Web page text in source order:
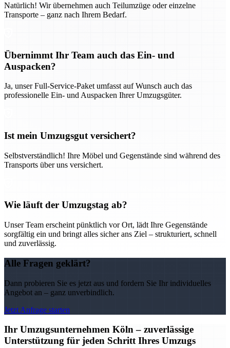
Natürlich! Wir übernehmen auch Teilumzüge oder einzelne
Transporte – ganz nach Ihrem Bedarf.
Übernimmt Ihr Team auch das Ein- und
Auspacken?
Ja, unser Full-Service-Paket umfasst auf Wunsch auch das
professionelle Ein- und Auspacken Ihrer Umzugsgüter.
Ist mein Umzugsgut versichert?
Selbstverständlich! Ihre Möbel und Gegenstände sind während des
Transports über uns versichert.
Wie läuft der Umzugstag ab?
Unser Team erscheint pünktlich vor Ort, lädt Ihre Gegenstände
sorgfältig ein und bringt alles sicher ans Ziel – strukturiert, schnell
und zuverlässig.
Alle Fragen geklärt?
Dann probieren Sie es jetzt aus und fordern Sie Ihr individuelles
Angebot an – ganz unverbindlich.
Jetzt Anfrage starten
Ihr Umzugsunternehmen Köln – zuverlässige
Unterstützung für jeden Schritt Ihres Umzugs